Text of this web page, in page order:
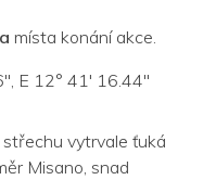
místa konání akce.
E 12° 41' 16.44''
vytrvale ťuká
Misano, snad